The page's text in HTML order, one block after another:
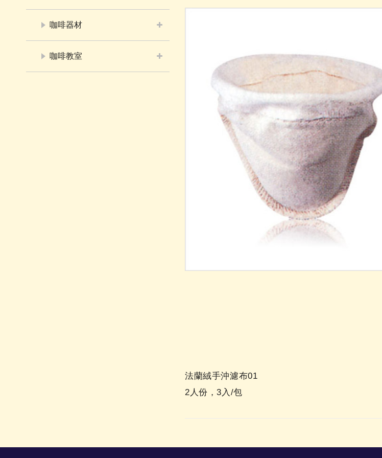
咖啡器材
咖啡教室
法蘭絨手沖濾布01
2人份，3入/包